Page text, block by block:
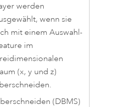
werden
wenn sie
mit einem Auswahl-
im
(x, y und z)
(DBMS)